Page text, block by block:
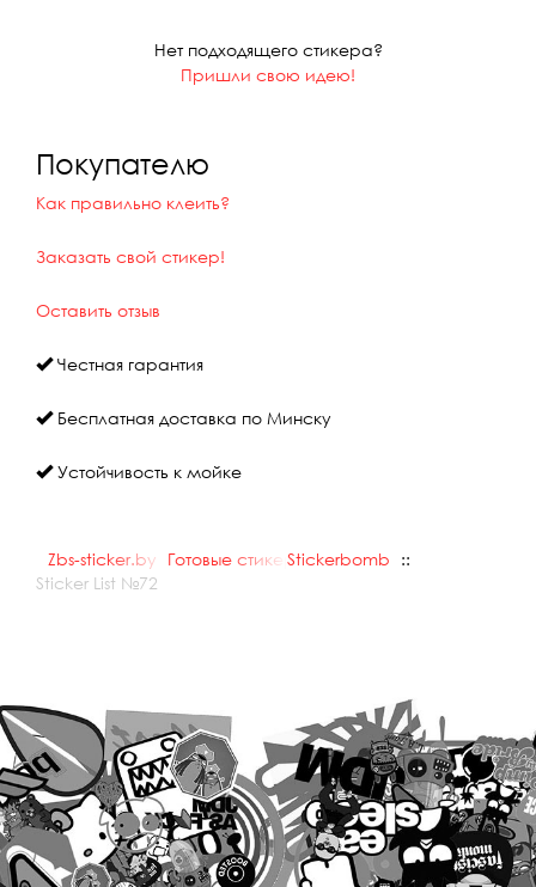
Нет подходящего стикера?
Пришли свою идею!
Покупателю
Как правильно клеить?
Заказать свой стикер!
Оставить отзыв
Честная гарантия
Бесплатная доставка по Минску
Устойчивость к мойке
Zbs-sticker.by ::
Готовые стикеры ::
Stickerbomb ::
Sticker List №72